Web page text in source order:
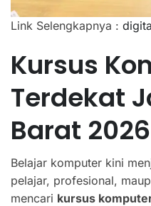
Link Selengkapnya :
Kursus
Terdekat
Barat 2026
Belajar komputer kini
pelajar, profesional,
mencari kursus